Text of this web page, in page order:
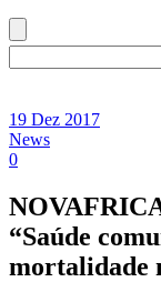
19 Dez 2017
News
0
“Saúde
mortalidade